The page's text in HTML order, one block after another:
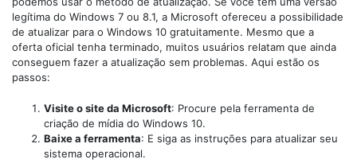
legítima do Windows 7 ou 8.1, a Microsoft ofereceu a possibilidade
de atualizar para o Windows 10 gratuitamente. Mesmo que a
oferta oficial tenha terminado, muitos usuários relatam que ainda
conseguem fazer a atualização sem problemas. Aqui estão os
passos:
Visite o site da Microsoft: Procure pela ferramenta de
criação de mídia do Windows 10.
Baixe a ferramenta: E siga as instruções para atualizar seu
sistema operacional.